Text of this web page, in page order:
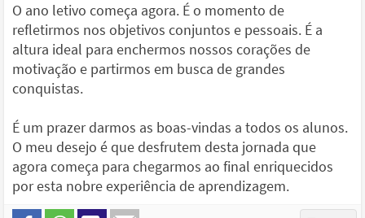
O ano letivo começa agora. É o momento de
refletirmos nos objetivos conjuntos e pessoais. É a
altura ideal para enchermos nossos corações de
motivação e partirmos em busca de grandes
conquistas.
É um prazer darmos as boas-vindas a todos os alunos.
O meu desejo é que desfrutem desta jornada que
agora começa para chegarmos ao final enriquecidos
por esta nobre experiência de aprendizagem.